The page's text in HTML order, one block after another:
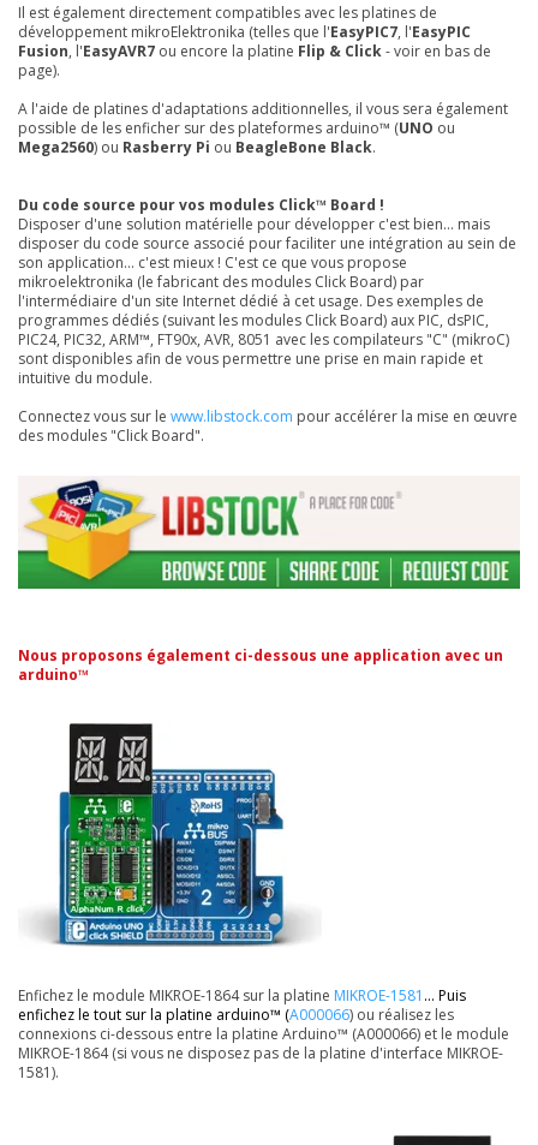
Il est également directement compatibles avec les platines de
développement mikroElektronika (telles que l'EasyPIC7, l'EasyPIC
Fusion, l'EasyAVR7 ou encore la platine Flip & Click- voir en bas de
page).
A l'aide de platines d'adaptations additionnelles, il vous sera également
possible de les enficher sur des plateformes arduino™ (UNO ou
Mega2560) ou Rasberry Pi ou BeagleBone Black.
Du code source pour vos modules Click™ Board !
Disposer d'une solution matérielle pour développer c'est bien... mais
disposer du code source associé pour faciliter une intégration au sein de
son application... c'est mieux ! C'est ce que vous propose
mikroelektronika (le fabricant des modules Click Board) par
l'intermédiaire d'un site Internet dédié à cet usage. Des exemples de
programmes dédiés (suivant les modules Click Board) aux PIC, dsPIC,
PIC24, PIC32, ARM™, FT90x, AVR, 8051 avec les compilateurs "C" (mikroC)
sont disponibles afin de vous permettre une prise en main rapide et
intuitive du module.
Connectez vous sur le www.libstock.com pour accélérer la mise en œuvre
des modules "Click Board".
Nous proposons également ci-dessous une application avec un
arduino™
Enfichez le module MIKROE-1864 sur la platine MIKROE-1581 ... Puis
enfichez le tout sur la platine arduino™ (A000066) ou réalisez les
connexions ci-dessous entre la platine Arduino™ (A000066) et le module
MIKROE-1864 (si vous ne disposez pas de la platine d'interface MIKROE-
1581).